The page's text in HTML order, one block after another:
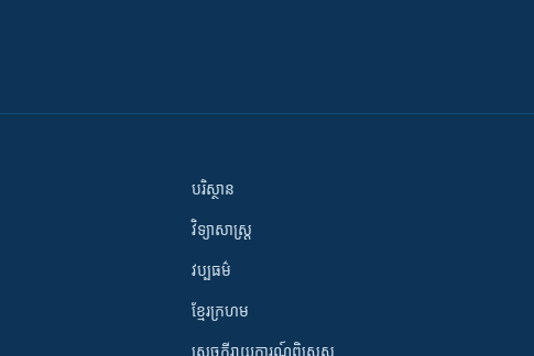
បរិស្ថាន
វិទ្យាសាស្រ្ត
វប្បធម៌
ខ្មែរក្រហម
សេចក្តីរាយការណ៍ពិសេស